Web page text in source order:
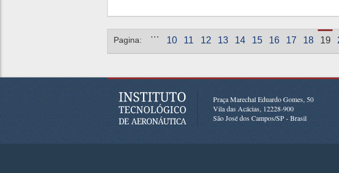
Pagina:
Páginas …
10 11 12 13 14 15 16 17 18 19
Praça Marechal Eduardo Gomes, 50
Vila das Acácias, 12228-900
São José dos Campos/SP - Brasil